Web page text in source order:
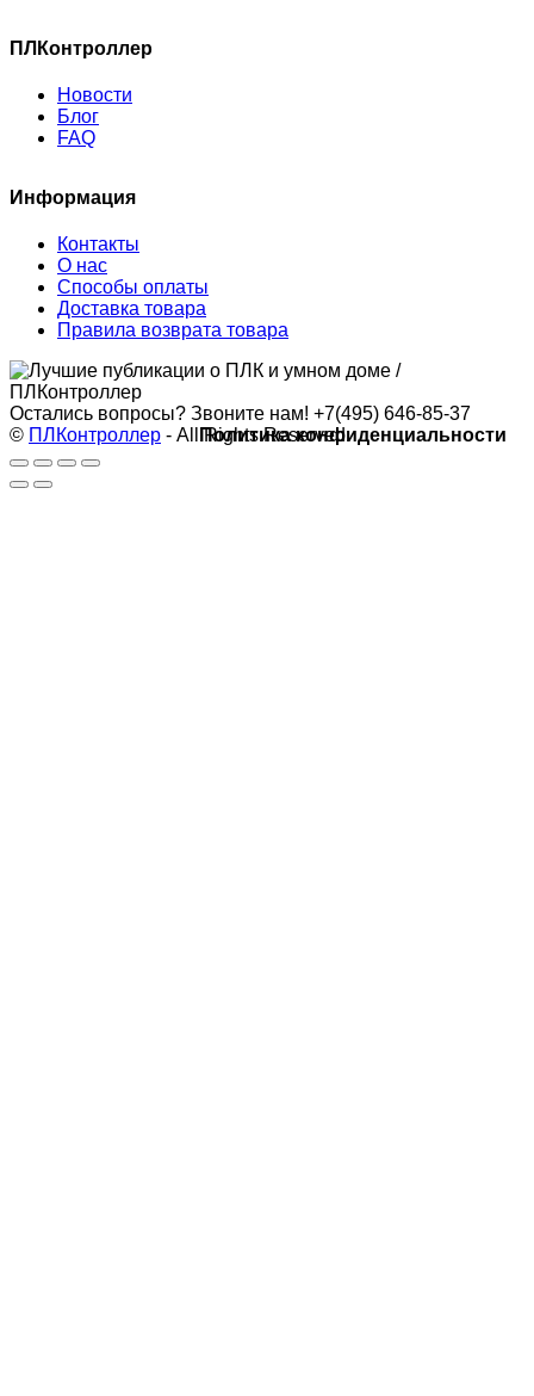
ПЛКонтроллер
Новости
Блог
FAQ
Информация
Контакты
О нас
Способы оплаты
Доставка товара
Правила возврата товара
Остались вопросы? Звоните нам! +7(495) 646-85-37
© ПЛКонтроллер - All Rights Reserved
Политика конфиденциальности